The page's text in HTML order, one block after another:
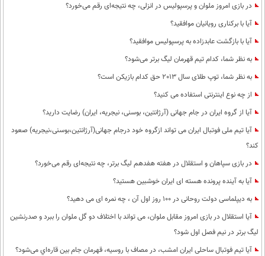
در بازی امروز ملوان و پرسپولیس در انزلی، چه نتیجه‌ای رقم می‌خورد؟
آیا با برکناری رویانیان موافقید؟
آیا با بازگشت عابدزاده به پرسپولیس موافقید؟
به نظر شما، کدام تیم قهرمان لیگ برتر می‌شود؟
به نظر شما، توپ طلای سال 2013 حق کدام بازیکن است؟
از چه نوع اینترنتی استفاده می کنید؟
آیا از گروه ایران در جام جهانی (آرژانتین، بوسنی، نیجریه، ایران) رضایت دارید؟
آیا تیم ملی فوتبال ایران می تواند ازگروه خود درجام جهانی(آرژانتین،بوسنی،نیجریه) صعود
کند؟
در بازی سپاهان و استقلال در هفته هفدهم لیگ برتر، چه نتیجه‌ای رقم می‌خورد؟
آیا به آینده پرونده هسته ای ایران خوشبین هستید؟
به دیپلماسی دولت روحانی در 100 روز اول آن ، چه نمره ای می دهید؟
آیا استقلال در بازی امروز مقابل ملوان، می تواند با اختلاف دو گل ملوان را ببرد و صدرنشین
لیگ برتر در نیم فصل اول شود؟
آیا تیم فوتبال ساحلی ایران امشب، در مصاف با روسیه، قهرمان جام بین قاره‌اي می‌شود؟